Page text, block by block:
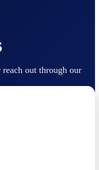
out through our